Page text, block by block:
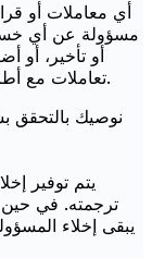
أي معاملات أو
أو تأخير، أو
تعاملات مع أطراف ثالثة يتم عرض معلوماتها على هذا الموقع.
نوصيك
يتم توفير
ترجمته. في حين
يبقى إخلاء